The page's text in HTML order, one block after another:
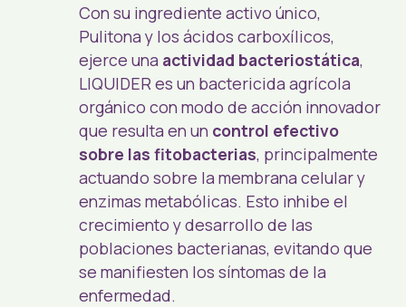
Con su ingrediente activo único,
Pulitona y los ácidos carboxílicos,
ejerce una actividad bacteriostática,
LIQUIDER es un bactericida agrícola
orgánico con modo de acción innovador
que resulta en un control efectivo
sobre las fitobacterias, principalmente
actuando sobre la membrana celular y
enzimas metabólicas. Esto inhibe el
crecimiento y desarrollo de las
poblaciones bacterianas, evitando que
se manifiesten los síntomas de la
enfermedad.